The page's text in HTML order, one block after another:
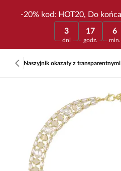
-20% kod: HOT20, Do
3
dni
17
godz.
6
min.
Naszyjnik okazały z